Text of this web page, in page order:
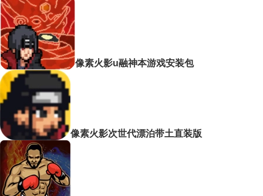
像素火影u融神本游戏安装包
像素火影次世代漂泊带土直装版